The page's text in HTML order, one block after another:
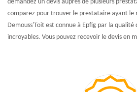
demandez un devis auprès de plusieurs
comparez pour trouver le prestataire ayant le
Demouss'Toit est connue à Epfig par la qualité
incroyables. Vous pouvez recevoir le devis en